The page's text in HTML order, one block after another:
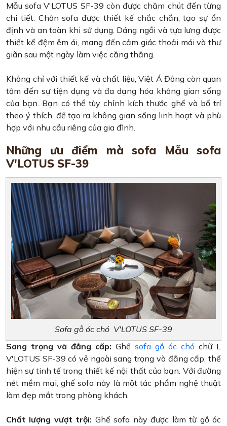
Mẫu sofa V'LOTUS SF-39 còn được chăm chút đến từng
chi tiết. Chân sofa được thiết kế chắc chắn, tạo sự ổn
định và an toàn khi sử dụng. Dáng ngồi và tựa lưng được
thiết kế đệm êm ái, mang đến cảm giác thoải mái và thư
giãn sau một ngày làm việc căng thẳng.
Không chỉ với thiết kế và chất liệu, Việt Á Đông còn quan
tâm đến sự tiện dụng và đa dạng hóa không gian sống
của bạn. Bạn có thể tùy chỉnh kích thước ghế và bố trí
theo ý thích, để tạo ra không gian sống linh hoạt và phù
hợp với nhu cầu riêng của gia đình.
Những ưu điểm mà sofa Mẫu sofa
V'LOTUS SF-39
Sofa gỗ óc chó V'LOTUS SF-39
Sang trọng và đẳng cấp: Ghế sofa gỗ óc chó chữ L
V'LOTUS SF-39 có vẻ ngoài sang trọng và đẳng cấp, thể
hiện sự tinh tế trong thiết kế nội thất của bạn. Với đường
nét mềm mại, ghế sofa này là một tác phẩm nghệ thuật
làm đẹp mắt trong phòng khách.
Chất lượng vượt trội: Ghế sofa này được làm từ gỗ óc